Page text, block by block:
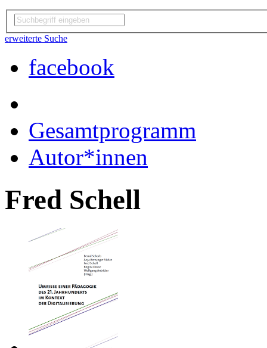
erweiterte Suche
facebook
Gesamtprogramm
Autor*innen
Fred Schell